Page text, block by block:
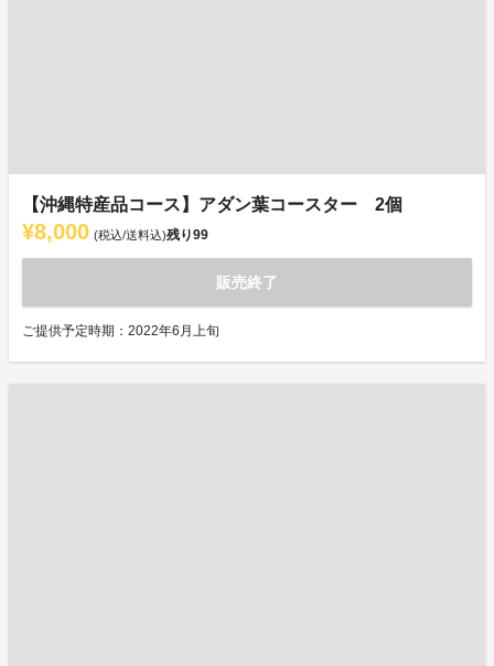
【沖縄特産品コース】アダン葉コースター 2個
¥8,000 (税込/送料込)残り99
販売終了
ご提供予定時期：2022年6月上旬